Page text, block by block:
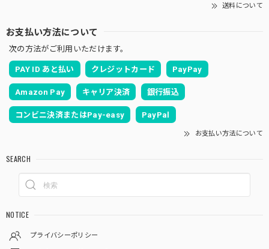
送料について
お支払い方法について
次の方法がご利用いただけます。
PAY ID あと払い クレジットカード PayPay
Amazon Pay キャリア決済 銀行振込
コンビニ決済またはPay-easy PayPal
お支払い方法について
SEARCH
NOTICE
プライバシーポリシー